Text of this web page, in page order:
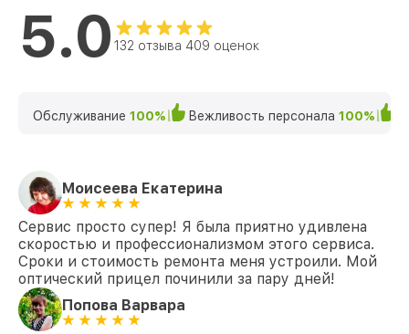
5.0 132 отзыва 409 оценок
Обслуживание 100% Вежливость персонала 100%
Моисеева Екатерина
Сервис просто супер! Я была приятно удивлена
скоростью и профессионализмом этого сервиса.
Сроки и стоимость ремонта меня устроили. Мой
оптический прицел починили за пару дней!
Попова Варвара